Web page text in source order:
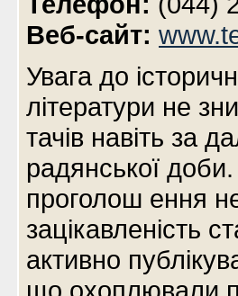
Веб-сайт:
Увага до
літератури не
тачів навіть за
радянської
проголош ення
зацікавленість
активно